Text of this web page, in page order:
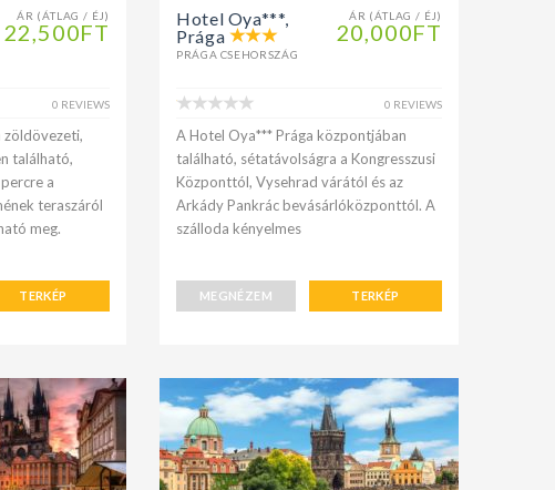
ÁR (ÁTLAG / ÉJ)
22,500FT
0 REVIEWS
zöldövezeti,
található,
a
teraszáról
meg.
TERKÉP
ÁR (ÁTLAG / ÉJ)
20,000FT
Hotel Oya***,
Prága
PRÁGA CSEHORSZÁG
0 REVIEWS
A Hotel Oya*** Prága központjában
található, sétatávolságra a Kongresszusi
Központtól, Vysehrad várától és az
Arkády Pankrác bevásárlóközponttól. A
szálloda kényelmes
MEGNÉZEM TERKÉP